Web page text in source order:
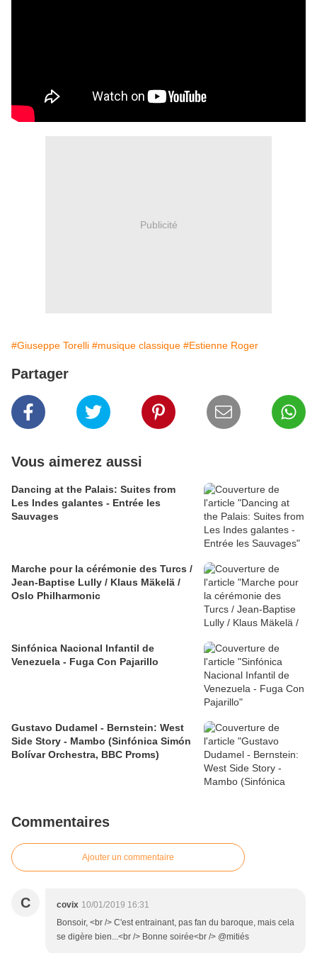
Publicité
#Giuseppe Torelli #musique classique #Estienne Roger
Partager
Vous aimerez aussi
Dancing at the Palais: Suites from
Les Indes galantes - Entrée les
Sauvages
Marche pour la cérémonie des Turcs /
Jean-Baptise Lully / Klaus Mäkelä /
Oslo Philharmonic
Sinfónica Nacional Infantil de
Venezuela - Fuga Con Pajarillo
Gustavo Dudamel - Bernstein: West
Side Story - Mambo (Sinfónica Simón
Bolívar Orchestra, BBC Proms)
Commentaires
Ajouter un commentaire
C covix 10/01/2019 16:31
Bonsoir, <br /> C'est entrainant, pas fan du baroque, mais cela
se digère bien...<br /> Bonne soirée<br /> @mitiés